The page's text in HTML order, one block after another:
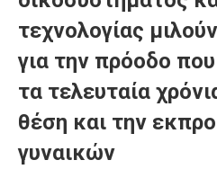
τεχνολογίας
για την πρόοδο που
τα τελευταία
θέση και την
γυναικών